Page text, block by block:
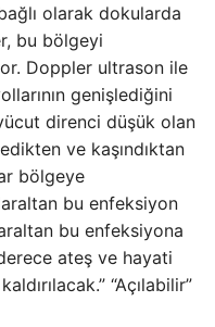
olarak dokularda
bu bölgeyi
Doppler ultrason ile
genişlediğini
direnci düşük olan
ve kaşındıktan
bölgeye
bu enfeksiyon
bu enfeksiyona
ateş ve hayati
“Açılabilir”